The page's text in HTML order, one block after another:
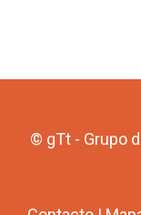
© gTt - Grupo